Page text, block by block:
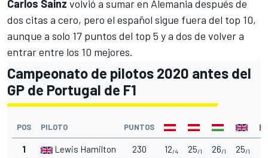
Carlos Sainz volvió a sumar en Alemania después de
dos citas a cero, pero el español sigue fuera del top 10,
aunque a solo 17 puntos del top 5 y a dos de volver a
entrar entre los 10 mejores.
Campeonato de pilotos 2020 antes del
GP de Portugal de F1
POS PILOTO PUNTOS
1 Lewis Hamilton 230 12/4 25/1 26/1 25/1